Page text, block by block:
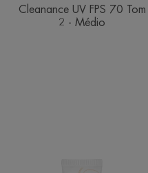
Cleanance UV FPS 70 Tom
2 - Médio